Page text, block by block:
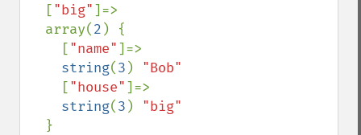
  [
"big"]=>
  array(
2 ) {
    [
"name"]=>
string(3 ) "Bob"
["house"]=>
string(3 ) "big"
}